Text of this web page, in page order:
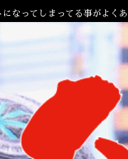
なってしまってる事がよく